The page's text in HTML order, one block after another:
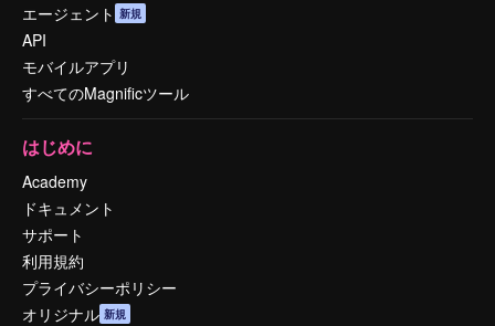
エージェント 新規
API
モバイルアプリ
すべてのMagnificツール
はじめに
Academy
ドキュメント
サポート
利用規約
プライバシーポリシー
オリジナル 新規